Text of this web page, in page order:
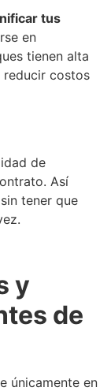
tus
en
tienen alta
reducir costos
de
Así
tener que
y
de
únicamente en